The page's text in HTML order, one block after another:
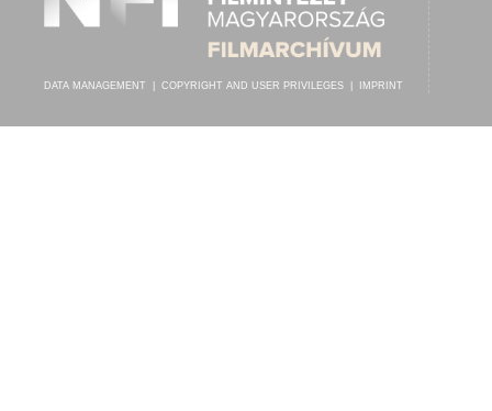
DATA MANAGEMENT COPYRIGHT AND USER PRIVILEGES IMPRINT